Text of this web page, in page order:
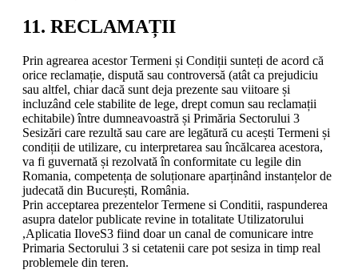
11. RECLAMAȚII
Prin agrearea acestor Termeni și Condiții sunteți de acord că
orice reclamație, dispută sau controversă (atât ca prejudiciu
sau altfel, chiar dacă sunt deja prezente sau viitoare și
incluzând cele stabilite de lege, drept comun sau reclamații
echitabile) între dumneavoastră și Primăria Sectorului 3
Sesizări care rezultă sau care are legătură cu acești Termeni și
condiții de utilizare, cu interpretarea sau încălcarea acestora,
va fi guvernată și rezolvată în conformitate cu legile din
Romania, competența de soluționare aparținând instanțelor de
judecată din București, România.
Prin acceptarea prezentelor Termene si Conditii, raspunderea
asupra datelor publicate revine in totalitate Utilizatorului
,Aplicatia IloveS3 fiind doar un canal de comunicare intre
Primaria Sectorului 3 si cetatenii care pot sesiza in timp real
problemele din teren.